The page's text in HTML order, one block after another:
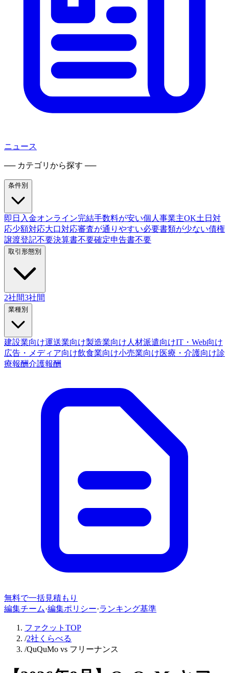
ニュース
── カテゴリから探す ──
条件別
即日入金オンライン完結手数料が安い個人事業主OK土日対
応少額対応大口対応審査が通りやすい必要書類が少ない債権
譲渡登記不要決算書不要確定申告書不要
取引形態別
2社間3社間
業種別
建設業向け運送業向け製造業向け 人材派遣向けIT・Web向け
広告・メディア向け飲食業向け小売業向け医療・介護向け診
療報酬介護報酬
無料で一括見積もり
編集チーム·編集ポリシー·ランキング基準
ファクットTOP
/2社くらべる
/QuQuMo vs フリーナンス